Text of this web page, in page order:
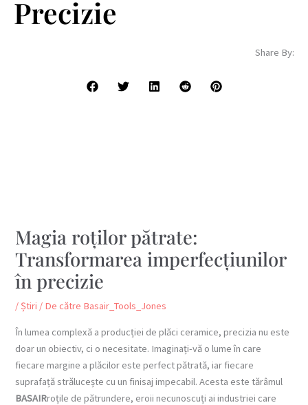
Precizie
Share By:
Magia roților pătrate:
Transformarea imperfecțiunilor
în precizie
/ Știri / De către Basair_Tools_Jones
În lumea complexă a producției de plăci ceramice, precizia nu este
doar un obiectiv, ci o necesitate. Imaginați-vă o lume în care
fiecare margine a plăcilor este perfect pătrată, iar fiecare
suprafață strălucește cu un finisaj impecabil. Acesta este tărâmul
BASAIRroțile de pătrundere, eroii necunoscuți ai industriei care